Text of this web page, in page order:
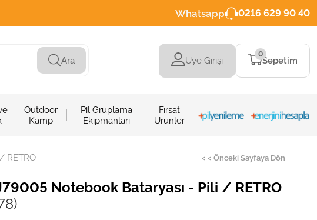
Whatsapp 0216 629 90 40
Ara Üye Girişi Sepetim
0
Outdoor
Kamp
Pil Gruplama
Ekipmanları
Fırsat
Ürünler
RETRO < < Önceki Sayfaya Dön
Notebook Bataryası - Pili / RETRO